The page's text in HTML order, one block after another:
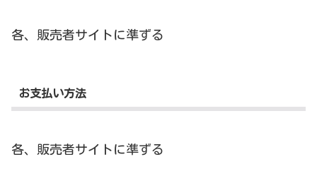
各、販売者サイトに準ずる
お支払い方法
各、販売者サイトに準ずる